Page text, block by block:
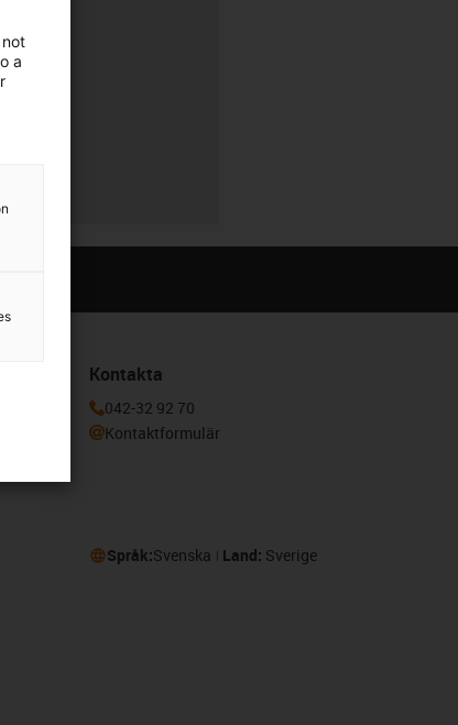
för
Kontakta
042-32 92 70
Kontaktformulär
Språk:Svenska Land: Sverige
a